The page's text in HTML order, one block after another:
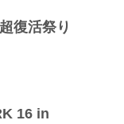
復活祭り
16 in